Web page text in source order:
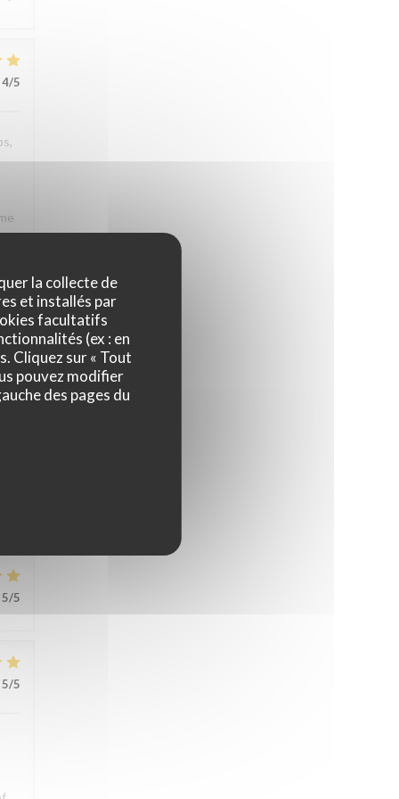
la collecte de
et installés par
facultatifs
(ex : en
Cliquez sur « Tout
pouvez modifier
des pages du
4/5
3/5
5/5
5/5